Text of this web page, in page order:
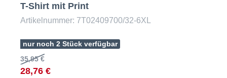
T-Shirt mit Print
Artikelnummer: 7T02409700/32-6XL
nur noch 2 Stück verfügbar
35,95 €
28,76 €